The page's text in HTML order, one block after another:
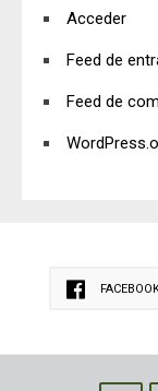
Acceder
Feed de
Feed de